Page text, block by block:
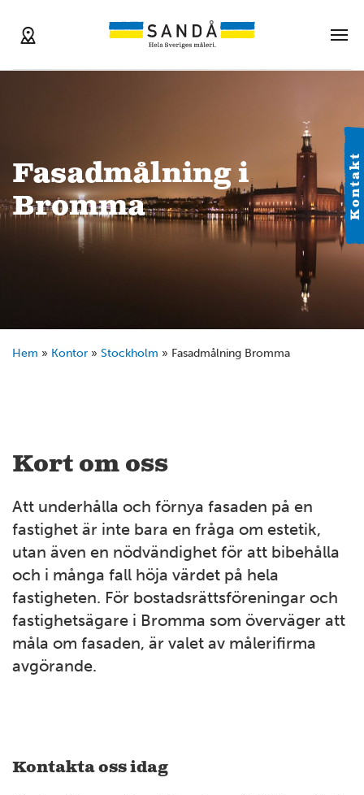
Kontakt
Fasadmålning i
Bromma
Hem » Kontor » Stockholm » Fasadmålning Bromma
Kort om oss
Att underhålla och förnya fasaden på en
fastighet är inte bara en fråga om estetik,
utan även en nödvändighet för att bibehålla
och i många fall höja värdet på hela
fastigheten. För bostadsrättsföreningar och
fastighetsägare i Bromma som överväger att
måla om fasaden, är valet av målerifirma
avgörande.
Kontakta oss idag